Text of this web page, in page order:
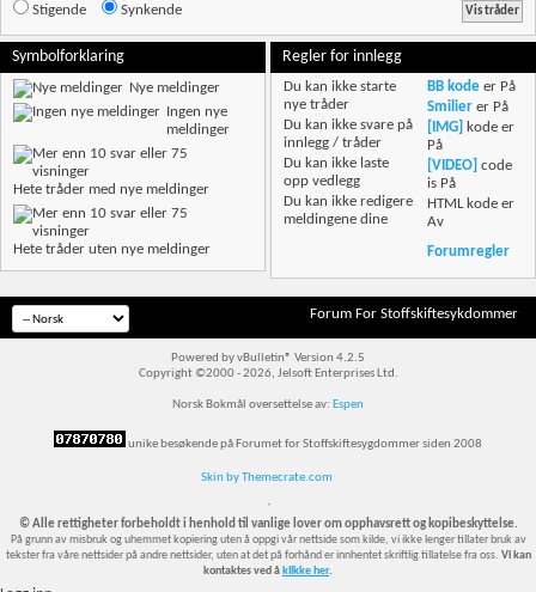
Stigende
Synkende
Symbolforklaring
Nye meldinger
Ingen nye
meldinger
Hete tråder med nye meldinger
Hete tråder uten nye meldinger
Regler for innlegg
Du kan ikke starte
nye tråder
Du kan ikke svare på
innlegg / tråder
Du kan ikke laste
opp vedlegg
Du kan ikke redigere
meldingene dine
BB kode er På
Smilier er På
[IMG]
kode er
På
[VIDEO] code
is På
HTML kode er
Av
Forumregler
Forum For Stoffskiftesykdommer
Powered by vBulletin® Version 4.2.5
Copyright ©2000 - 2026, Jelsoft Enterprises Ltd.
Norsk Bokmål oversettelse av: Espen
unike besøkende på Forumet for Stoffskiftesygdommer siden 2008
Skin by Themecrate.com
`
© Alle rettigheter forbeholdt i henhold til vanlige lover om opphavsrett og kopibeskyttelse.
På grunn av misbruk og uhemmet kopiering uten å oppgi vår nettside som kilde, vi ikke lenger tillater bruk av
tekster fra våre nettsider på andre nettsider, uten at det på forhånd er innhentet skriftlig tillatelse fra oss. Vi kan
kontaktes ved å klikke her.